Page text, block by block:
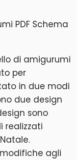
di amigurumi
per
in due modi
due design
sono
realizzati
agli